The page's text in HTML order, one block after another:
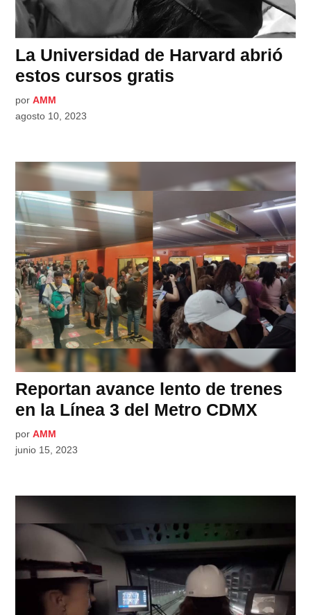
La Universidad de Harvard abrió
estos cursos gratis
por AMM
agosto 10, 2023
Reportan avance lento de trenes
en la Línea 3 del Metro CDMX
por AMM
junio 15, 2023